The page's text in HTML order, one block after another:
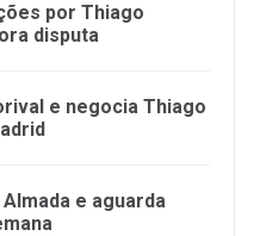
por Thiago
disputa
e negocia Thiago
e aguarda